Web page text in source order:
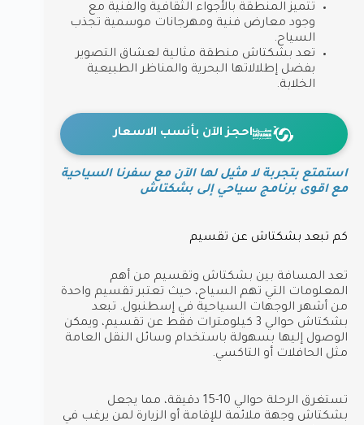
تتميز المنطقة بالأجواء الثقافية والفنية مع
وجود معارض فنية ومهرجانات موسمية تجذب
السياح.
تعد بشكتاش منطقة مثالية لعشاق التصوير
بفضل إطلالاتها البحرية والمناظر الطبيعية
الخلابة.
احجز الآن بأنسب الاسعار
استمتع بتجربة لا مثيل لها الآن مع سفرنا السياحية
مع اقوى برنامج سياحي إلى بشكتاش
كم تبعد بشكتاش عن تقسيم
تعد المسافة بين بشكتاش وتقسيم من أهم
المعلومات التي تهم السياح، حيث تعتبر تقسيم واحدة
من أشهر الوجهات السياحية في إسطنبول. تبعد
بشكتاش حوالي 3 كيلومترات فقط عن تقسيم، ويمكن
الوصول إليها بسهولة باستخدام وسائل النقل العامة
مثل الحافلات أو التاكسي.
تستغرق الرحلة حوالي 10-15 دقيقة، مما يجعل
بشكتاش وجهة ملائمة للإقامة أو الزيارة لمن يرغب في